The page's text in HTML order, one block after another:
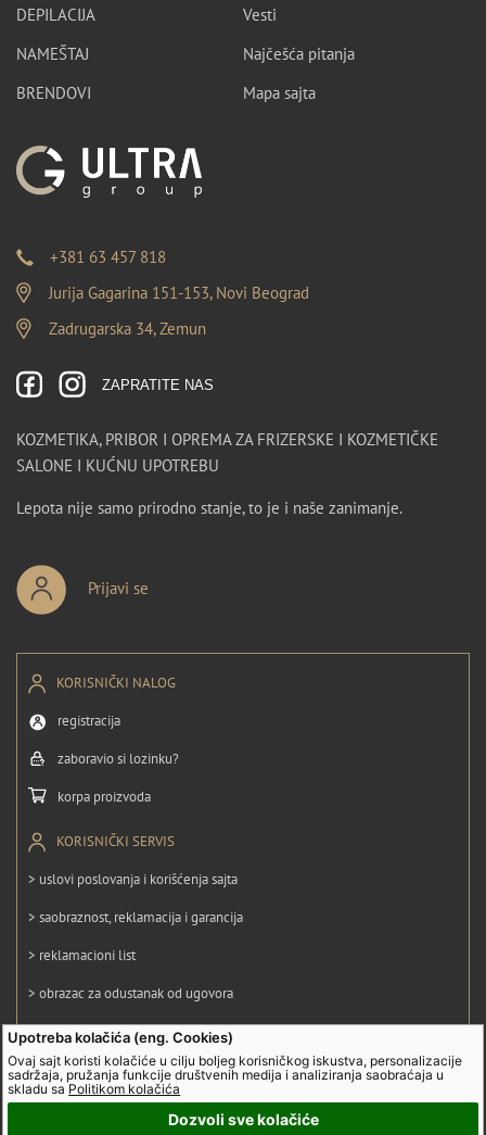
Upotreba kolačića (eng. Cookies)
Ovaj sajt koristi kolačiće u cilju boljeg korisničkog iskustva, personalizacije
sadržaja, pružanja funkcije društvenih medija i analiziranja saobraćaja u
skladu sa Politikom kolačića
Dozvoli sve kolačiće
DEPILACIJA
NAMEŠTAJ
BRENDOVI
Vesti
Najčešća pitanja
Mapa sajta
+381 63 457 818
Jurija Gagarina 151-153, Novi Beograd
Zadrugarska 34, Zemun
ZAPRATITE NAS
KOZMETIKA, PRIBOR I OPREMA ZA FRIZERSKE I KOZMETIČKE
SALONE I KUĆNU UPOTREBU
Lepota nije samo prirodno stanje, to je i naše zanimanje.
Prijavi se
KORISNIČKI NALOG
registracija
zaboravio si lozinku?
korpa proizvoda
KORISNIČKI SERVIS
> uslovi poslovanja i korišćenja sajta
> saobraznost, reklamacija i garancija
> reklamacioni list
> obrazac za odustanak od ugovora
> politika privatnosti
> politika kolačića